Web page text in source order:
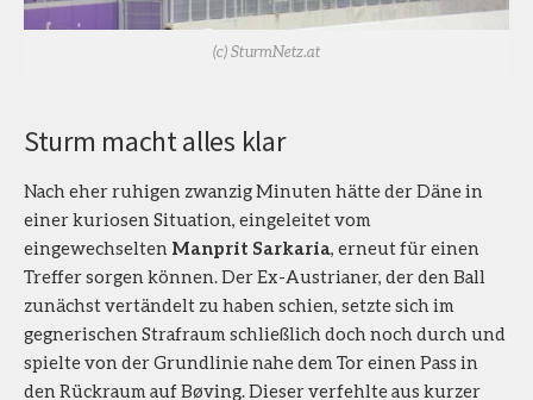
(c) SturmNetz.at
Sturm macht alles klar
Nach eher ruhigen zwanzig Minuten hätte der Däne in
einer kuriosen Situation, eingeleitet vom
eingewechselten Manprit Sarkaria, erneut für einen
Treffer sorgen können. Der Ex-Austrianer, der den Ball
zunächst vertändelt zu haben schien, setzte sich im
gegnerischen Strafraum schließlich doch noch durch und
spielte von der Grundlinie nahe dem Tor einen Pass in
den Rückraum auf Bøving. Dieser verfehlte aus kurzer